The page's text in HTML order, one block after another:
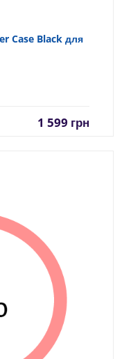
Case Black для
1 599 грн